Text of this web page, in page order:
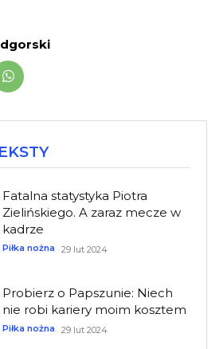
Fatalna statystyka Piotra
Zielińskiego. A zaraz mecze w
kadrze
Piłka nożna 29 lut 2024
Probierz o Papszunie: Niech
nie robi kariery moim kosztem
Piłka nożna 29 lut 2024